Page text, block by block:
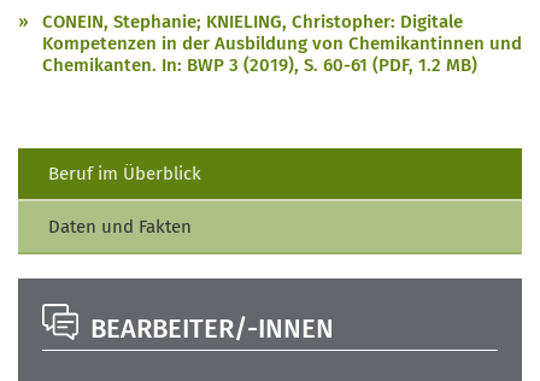
CONEIN, Stephanie; KNIELING, Christopher: Digitale
Kompetenzen in der Ausbildung von Chemikantinnen und
Chemikanten. In: BWP 3 (2019), S. 60-61 (PDF, 1.2 MB)
Beruf im Überblick
Daten und Fakten
BEARBEITER/-INNEN